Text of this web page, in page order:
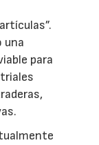
una
para